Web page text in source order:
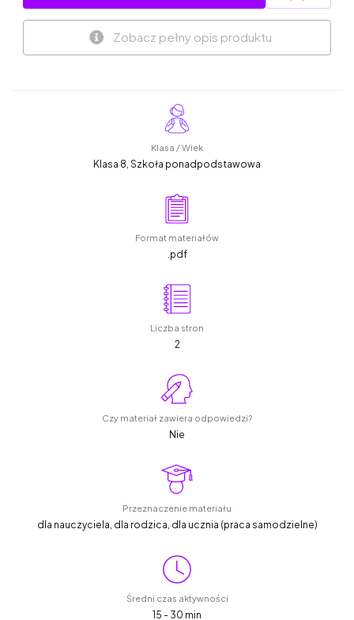
Zobacz pełny opis produktu
Klasa / Wiek
Klasa 8, Szkoła ponadpodstawowa
Format materiałów
.pdf
Liczba stron
2
Czy materiał zawiera odpowiedzi?
Nie
Przeznaczenie materiału
dla nauczyciela, dla rodzica, dla ucznia (praca samodzielne)
Średni czas aktywności
15 - 30 min